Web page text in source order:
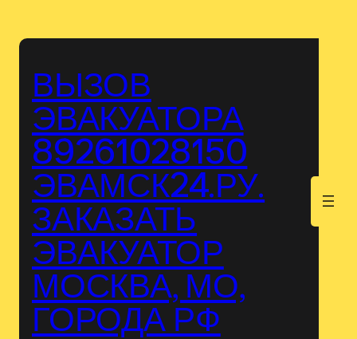
ВЫЗОВ
ЭВАКУАТОРА
89261028150
ЭВАМСК24.РУ.
ЗАКАЗАТЬ
ЭВАКУАТОР
МОСКВА, МО,
ГОРОДА РФ